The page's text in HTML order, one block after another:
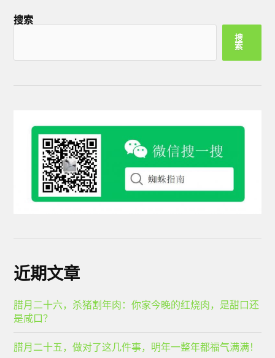
搜索
搜
索
近期文章
腊月二十六，杀猪割年肉：你家今晚的红烧肉，是甜口还
是咸口？
腊月二十五，做对了这几件事，明年一整年都福气满满！